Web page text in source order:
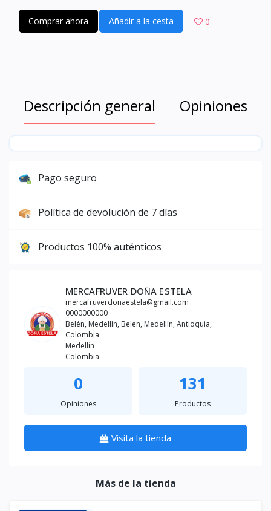
Comprar ahora Añadir a la cesta 0
Descripción general Opiniones
Pago seguro
Política de devolución de 7 días
Productos 100% auténticos
MERCAFRUVER DOÑA ESTELA
mercafruverdonaestela@gmail.com
0000000000
Belén, Medellín, Belén, Medellín, Antioquia,
Colombia
Medellín
Colombia
0
Opiniones
131
Productos
Visita la tienda
Más de la tienda